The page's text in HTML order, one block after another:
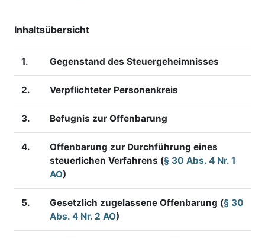
Inhaltsübersicht
1. Gegenstand des Steuergeheimnisses
2. Verpflichteter Personenkreis
3. Befugnis zur Offenbarung
4.
Offenbarung zur Durchführung eines
steuerlichen Verfahrens (§ 30 Abs. 4 Nr. 1
AO)
5. Gesetzlich zugelassene Offenbarung (§ 30
Abs. 4 Nr. 2 AO)